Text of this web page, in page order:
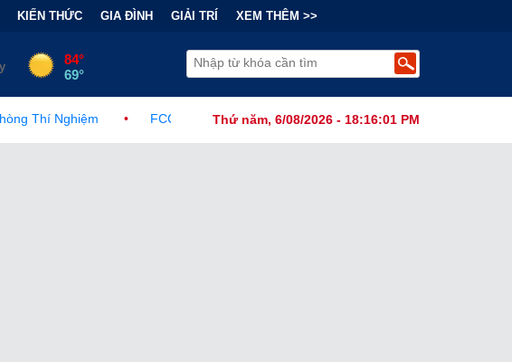
KIẾN THỨC GIA ĐÌNH GIẢI TRÍ XEM THÊM >>
Thứ năm, 6/08/2026 - 18:16:02 PM
FCC Chính Thức Ban Hành Lệnh Cấm Robot Hút Bụi Thông Minh Sản Xuất Tại